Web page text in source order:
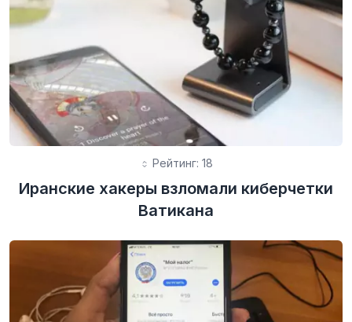
Рейтинг: 18
Иранские хакеры взломали киберчетки
Ватикана